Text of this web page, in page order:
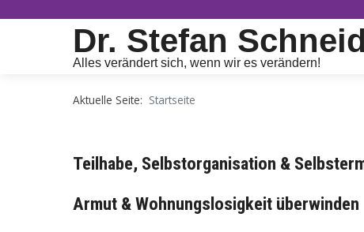
Dr. Stefan
Alles verändert sich, wenn wir es verändern!
Aktuelle Seite: Startseite
Teilhabe, Selbstorganisation &
Armut & Wohnungslosigkeit überwinden